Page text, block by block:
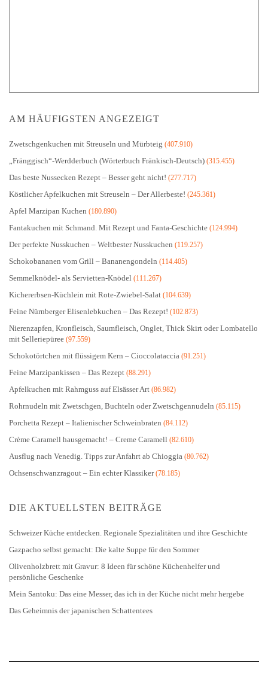
AM HÄUFIGSTEN ANGEZEIGT
Zwetschgenkuchen mit Streuseln und Mürbteig (407.910)
„Fränggisch“-Werdderbuch (Wörterbuch Fränkisch-Deutsch) (315.455)
Das beste Nussecken Rezept – Besser geht nicht! (277.717)
Köstlicher Apfelkuchen mit Streuseln – Der Allerbeste! (245.361)
Apfel Marzipan Kuchen (180.890)
Fantakuchen mit Schmand. Mit Rezept und Fanta-Geschichte (124.994)
Der perfekte Nusskuchen – Weltbester Nusskuchen (119.257)
Schokobananen vom Grill – Bananengondeln (114.405)
Semmelknödel- als Servietten-Knödel (111.267)
Kichererbsen-Küchlein mit Rote-Zwiebel-Salat (104.639)
Feine Nürnberger Elisenlebkuchen – Das Rezept! (102.873)
Nierenzapfen, Kronfleisch, Saumfleisch, Onglet, Thick Skirt oder Lombatello
mit Selleriepüree (97.559)
Schokotörtchen mit flüssigem Kern – Cioccolataccia (91.251)
Feine Marzipankissen – Das Rezept (88.291)
Apfelkuchen mit Rahmguss auf Elsässer Art (86.982)
Rohrnudeln mit Zwetschgen, Buchteln oder Zwetschgennudeln (85.115)
Porchetta Rezept – Italienischer Schweinbraten (84.112)
Crème Caramell hausgemacht! – Creme Caramell (82.610)
Ausflug nach Venedig. Tipps zur Anfahrt ab Chioggia (80.762)
Ochsenschwanzragout – Ein echter Klassiker(78.185)
DIE AKTUELLSTEN BEITRÄGE
Schweizer Küche entdecken. Regionale Spezialitäten und ihre Geschichte
Gazpacho selbst gemacht: Die kalte Suppe für den Sommer
Olivenholzbrett mit Gravur: 8 Ideen für schöne Küchenhelfer und
persönliche Geschenke
Mein Santoku: Das eine Messer, das ich in der Küche nicht mehr hergebe
Das Geheimnis der japanischen Schattentees